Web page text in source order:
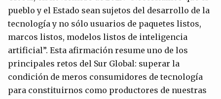
pueblo y el Estado sean sujetos del desarrollo de la
tecnología y no sólo usuarios de paquetes listos,
marcos listos, modelos listos de inteligencia
artificial”. Esta afirmación resume uno de los
principales retos del Sur Global: superar la
condición de meros consumidores de tecnología
para constituirnos como productores de nuestras